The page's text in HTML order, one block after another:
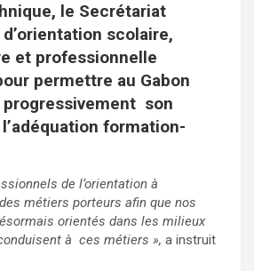
le Secrétariat
scolaire,
et professionnelle
permettre au Gabon
progressivement son
formation-
de l’orientation à
métiers porteurs afin que nos
orientés dans les milieux
à ces métiers », a instruit